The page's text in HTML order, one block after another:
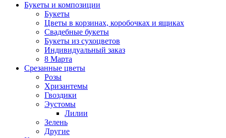
Букеты и композиции
Букеты
Цветы в корзинах, коробочках и ящиках
Свадебные букеты
Букеты из сухоцветов
Индивидуальный заказ
8 Марта
Срезанные цветы
Розы
Хризантемы
Гвоздики
Эустомы
Лилии
Зелень
Другие